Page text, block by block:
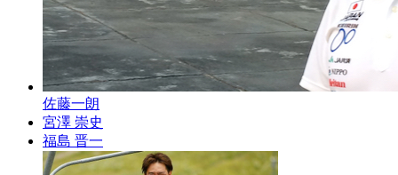
佐藤一朗
宮澤 崇史
福島 晋一